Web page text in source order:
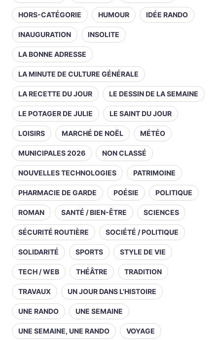
HORS-CATÉGORIE HUMOUR IDÉE RANDO
INAUGURATION INSOLITE
LA BONNE ADRESSE
LA MINUTE DE CULTURE GÉNÉRALE
LA RECETTE DU JOUR LE DESSIN DE LA SEMAINE
LE POTAGER DE JULIE LE SAINT DU JOUR
LOISIRS MARCHÉ DE NOËL MÉTÉO
MUNICIPALES 2026 NON CLASSÉ
NOUVELLES TECHNOLOGIES PATRIMOINE
PHARMACIE DE GARDE POÉSIE POLITIQUE
ROMAN SANTÉ / BIEN-ÊTRE SCIENCES
SÉCURITÉ ROUTIÈRE SOCIÉTÉ / POLITIQUE
SOLIDARITÉ SPORTS STYLE DE VIE
TECH / WEB THÉÂTRE TRADITION
TRAVAUX UN JOUR DANS L'HISTOIRE
UNE RANDO UNE SEMAINE
UNE SEMAINE, UNE RANDO VOYAGE